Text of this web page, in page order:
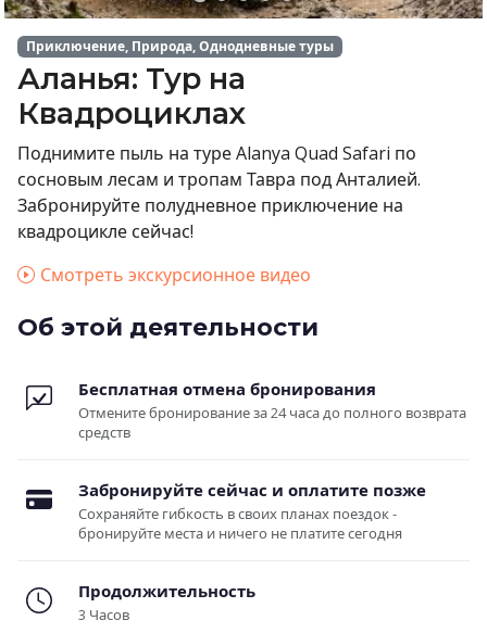
Приключение, Природа, Однодневные туры
Аланья: Тур на
Квадроциклах
Поднимите пыль на туре Alanya Quad Safari по
сосновым лесам и тропам Тавра под Анталией.
Забронируйте полудневное приключение на
квадроцикле сейчас!
Смотреть экскурсионное видео
Об этой деятельности
Бесплатная отмена бронирования
Отмените бронирование за 24 часа до полного возврата
средств
Забронируйте сейчас и оплатите позже
Сохраняйте гибкость в своих планах поездок -
бронируйте места и ничего не платите сегодня
Продолжительность
3 Часов